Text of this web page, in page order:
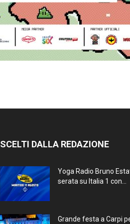
SCELTI DALLA REDAZIONE
Yoga Radio Bruno
serata su Italia 1 con...
Grande festa a Carpi